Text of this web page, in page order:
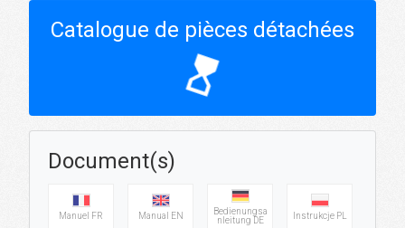
Catalogue de pièces détachées
hourglass_top
Document(s)
Manuel FR Manual EN
Bedienungsa
nleitung DE
Instrukcje PL